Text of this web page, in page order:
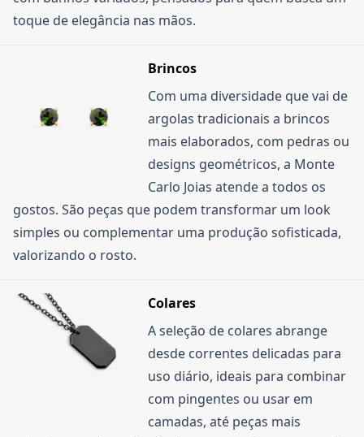
toque de elegância nas mãos.
Brincos
Com uma diversidade que vai de
argolas tradicionais a brincos
mais elaborados, com pedras ou
designs geométricos, a Monte
Carlo Joias atende a todos os
gostos. São peças que podem transformar um look
simples ou complementar uma produção sofisticada,
valorizando o rosto.
Colares
A seleção de colares abrange
desde correntes delicadas para
uso diário, ideais para combinar
com pingentes ou usar em
camadas, até peças mais